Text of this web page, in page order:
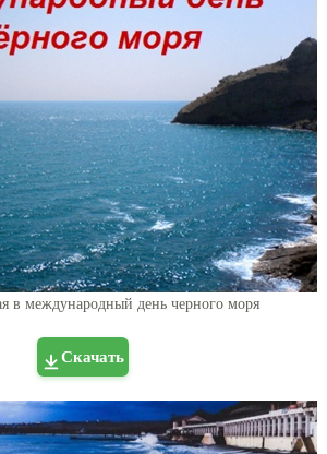
в международный день черного моря
Скачать